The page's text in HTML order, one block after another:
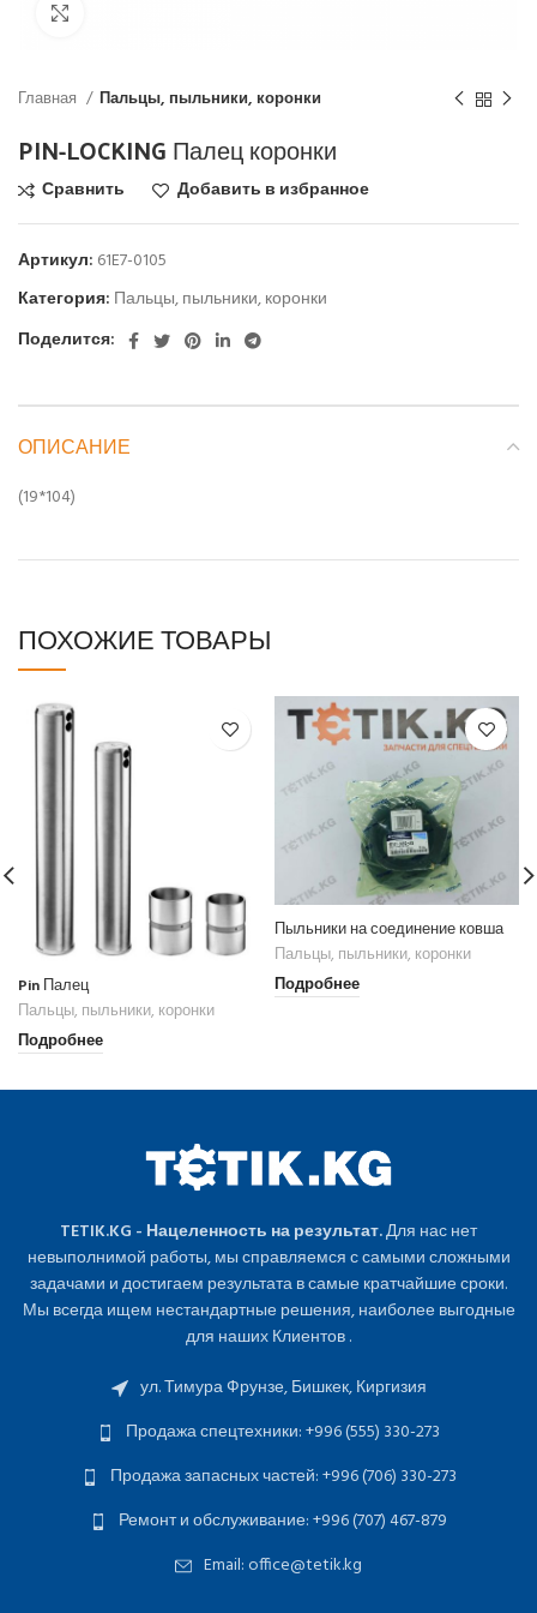
Главная Пальцы, пыльники, коронки
PIN-LOCKING Палец коронки
Сравнить Добавить в избранное
Артикул: 61E7-0105
Категория: Пальцы, пыльники, коронки
Поделится:
ОПИСАНИЕ
(19*104)
ПОХОЖИЕ ТОВАРЫ
Pin Палец
Пальцы, пыльники, коронки
Подробнее
Пыльники на соединение ковша
Пальцы, пыльники, коронки
Подробнее
TETIK.KG - Нацеленность на результат.Для нас нет
невыполнимой работы, мы справляемся с самыми сложными
задачами и достигаем результата в самые кратчайшие сроки.
Мы всегда ищем нестандартные решения, наиболее выгодные
для наших Клиентов .
ул. Тимура Фрунзе, Бишкек, Киргизия
Продажа спецтехники: +996 (555) 330-273
Продажа запасных частей: +996 (706) 330-273
Ремонт и обслуживание: +996 (707) 467-879
Email: office@tetik.kg